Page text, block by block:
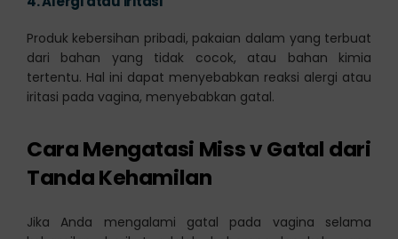
Produk kebersihan pribadi, pakaian dalam yang terbuat
dari bahan yang tidak cocok, atau bahan kimia
tertentu. Hal ini dapat menyebabkan reaksi alergi atau
iritasi pada vagina, menyebabkan gatal.
Cara Mengatasi Miss v Gatal dari
Tanda Kehamilan
Jika Anda mengalami gatal pada vagina selama